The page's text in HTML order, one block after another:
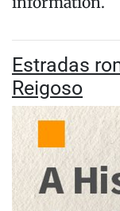
Estradas
Reigoso